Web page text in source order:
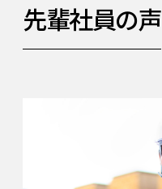
先輩社員の声